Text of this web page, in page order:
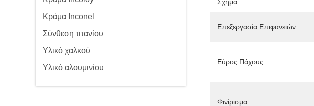
Κράμα Inconel
Σύνθεση τιτανίου
Υλικό χαλκού
Υλικό αλουμινίου
Σχήμα:
Επεξεργασία Επιφανειών:
Εύρος Πάχους:
Φινίρισμα: